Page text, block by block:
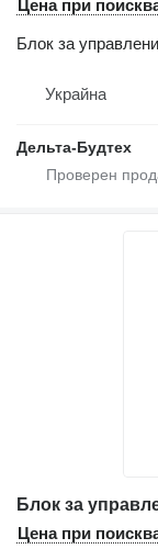
Цена при
Блок за
Украйна
Дельта-Будтех
Цена при